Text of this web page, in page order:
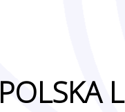
POLSKA